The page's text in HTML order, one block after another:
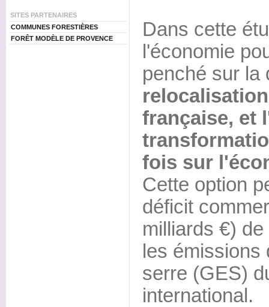
SITES PARTENAIRES
COMMUNES FORESTIÈRES
FORÊT MODÈLE DE PROVENCE
Dans cette
l'économie
penché sur
française, et
fois sur
Cette option
déficit
milliards €)
les émissions
serre (GES)
international.